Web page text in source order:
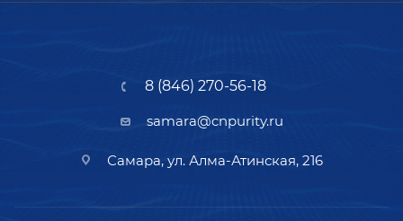
8 (846) 270-56-18
samara@cnpurity.ru
Самара, ул. Алма-Атинская, 216